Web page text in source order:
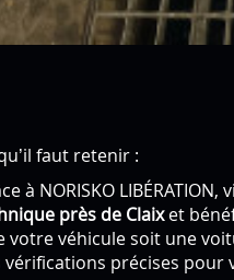
faut retenir :
à NORISKO
près de Claixet
votre véhicule soit une
vérifications précises pour